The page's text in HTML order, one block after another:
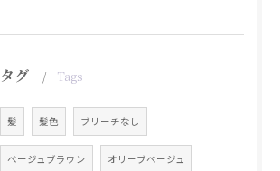
タグ Tags
髪 髪色 ブリーチなし
ベージュブラウン オリーブベージュ